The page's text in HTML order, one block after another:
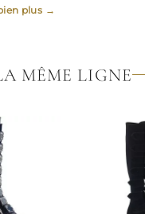
plus →
MÊME LIGNE